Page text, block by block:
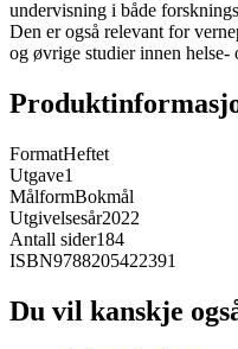
undervisning i både
Den er også relevant for
og øvrige studier innen helse-
FormatHeftet
Utgave1
MålformBokmål
Utgivelsesår2022
Antall sider184
ISBN9788205422391
Du vil kanskje